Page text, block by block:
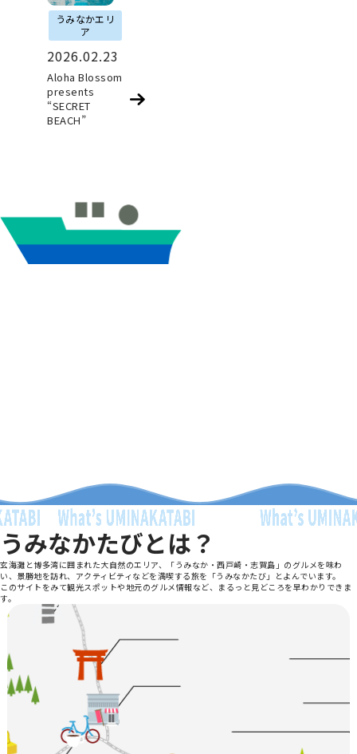
うみなかエリ
ア
2026.02.23
Aloha Blossom
presents
“SECRET
BEACH”
うみなかたびとは？
玄海灘と博多湾に囲まれた大自然のエリア、「うみなか・西戸崎・志賀島」のグルメを味わ
い、景勝地を訪れ、アクティビティなどを満喫する旅を「うみなかたび」とよんでいます。
このサイトをみて観光スポットや地元のグルメ情報など、まるっと見どころを早わかりできま
す。